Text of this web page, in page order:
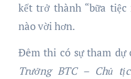
kết trở thành “bữa tiệc
nào vời hơn.
Đêm thi có sự tham dự
Trưởng BTC – Chủ